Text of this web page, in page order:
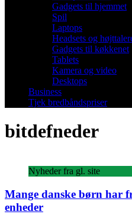
Gadgets til hjemmet
Spil
Laptops
Headsets og
Gadgets til køkkenet
Tablets
Kamera og video
Desktops
Business
Tjek bredbåndspriser
bitdefneder
Nyheder fra gl. site
Mange danske børn har
enheder